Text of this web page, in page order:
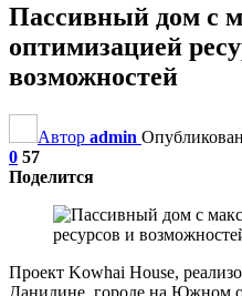
Пассивный дом с
оптимизацией
возможностей
Автор admin
0 57
Поделится
Проект Kowhai House,
Данидине, городе на Южном